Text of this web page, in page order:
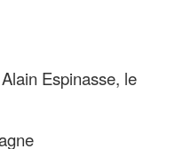
Espinasse, le